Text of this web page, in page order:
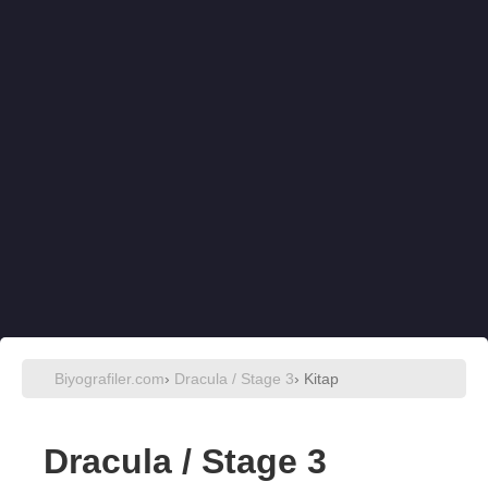
Biyografiler.com› Dracula / Stage 3› Kitap
Dracula / Stage 3